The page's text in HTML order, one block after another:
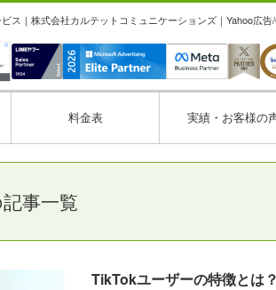
ス｜株式会社カルテットコミュニケーションズ｜Yahoo広
料金表 実績・お客様の
事一覧
TikTokユーザーの特徴とは